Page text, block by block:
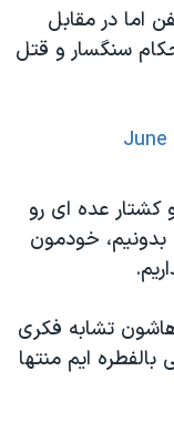
اما در مقابل
سنگسار و قتل
June
کشتار عده ای رو
بدونیم، خودمون
تشابه فكرى
ايم منتها